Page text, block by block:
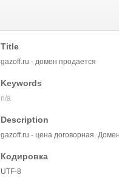
Title
gazoff.ru - домен продается
Keywords
n/a
Description
gazoff.ru - цена договорная.
Кодировка
UTF-8